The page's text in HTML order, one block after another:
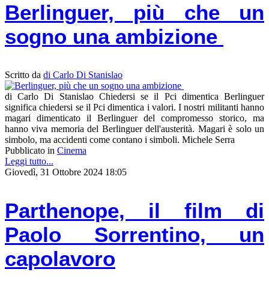
Berlinguer, più che un
sogno una ambizione
Scritto da di Carlo Di Stanislao
di Carlo Di Stanislao Chiedersi se il Pci dimentica Berlinguer
significa chiedersi se il Pci dimentica i valori. I nostri militanti hanno
magari dimenticato il Berlinguer del compromesso storico, ma
hanno viva memoria del Berlinguer dell'austerità. Magari è solo un
simbolo, ma accidenti come contano i simboli. Michele Serra
Pubblicato in Cinema
Leggi tutto...
Giovedì, 31 Ottobre 2024 18:05
Parthenope, il film di
Paolo Sorrentino, un
capolavoro